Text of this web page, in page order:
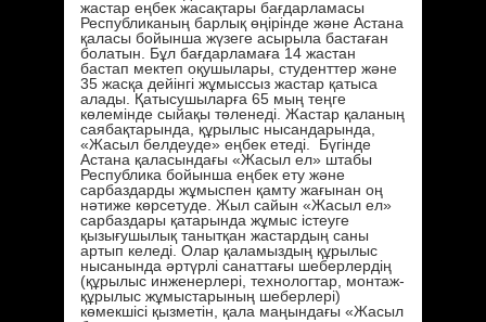
жастар еңбек жасақтары бағдарламасы
Республиканың барлық өңірінде және Астана
қаласы бойынша жүзеге асырыла бастаған
болатын. Бұл бағдарламаға 14 жастан
бастап мектеп оқушылары, студенттер және
35 жасқа дейінгі жұмыссыз жастар қатыса
алады. Қатысушыларға 65 мың теңге
көлемінде сыйақы төленеді. Жастар қаланың
саябақтарында, құрылыс нысандарында,
«Жасыл белдеуде» еңбек етеді. Бүгінде
Астана қаласындағы «Жасыл ел» штабы
Республика бойынша еңбек ету және
сарбаздарды жұмыспен қамту жағынан оң
нәтиже көрсетуде. Жыл сайын «Жасыл ел»
сарбаздары қатарында жұмыс істеуге
қызығушылық танытқан жастардың саны
артып келеді. Олар қаламыздың құрылыс
нысанында әртүрлі санаттағы шеберлердің
(құрылыс инженерлері, технологтар, монтаж-
құрылыс жұмыстарының шеберлері)
көмекшісі қызметін, қала маңындағы «Жасыл